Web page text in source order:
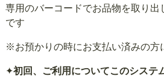
専用のバーコードでお品物を取り出
です
※お預かりの時にお支払い済みの方
✦初回、ご利用についてこのシステ